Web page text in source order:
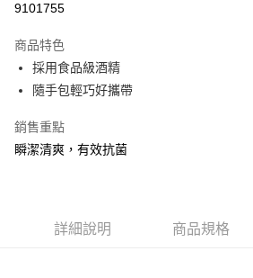
悠遊付
Google Pay
AFTEE先享後付
相關說明
２．便利：只要手機號碼，簡訊認證，即可結帳。
運送方式
9101755
商品特色
採用食品級酒精
隨手包輕巧好攜帶
銷售重點
瞬潔清爽，有效抗菌
詳細說明 商品規格